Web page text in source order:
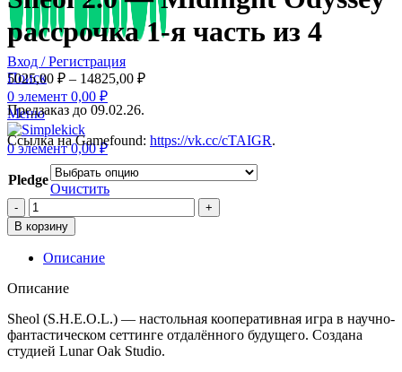
Вход / Регистрация
Поиск
0 элемент 0,00 ₽
Меню
0элемент 0,00₽
рассрочка 1-я часть из 4
5025,00 ₽ – 14825,00 ₽
Предзаказ до 09.02.26.
Ссылка на Gamefound: https://vk.cc/cTAIGR.
Pledge
Очистить
Количество
товара
Sheol
2.0
Midnight
рассрочка
1-
я
В корзину
Описание
Описание
Sheol (S.H.E.O.L.) — настольная кооперативная игра в научно-
фантастическом сеттинге отдалённого будущего. Создана
студией Lunar Oak Studio.